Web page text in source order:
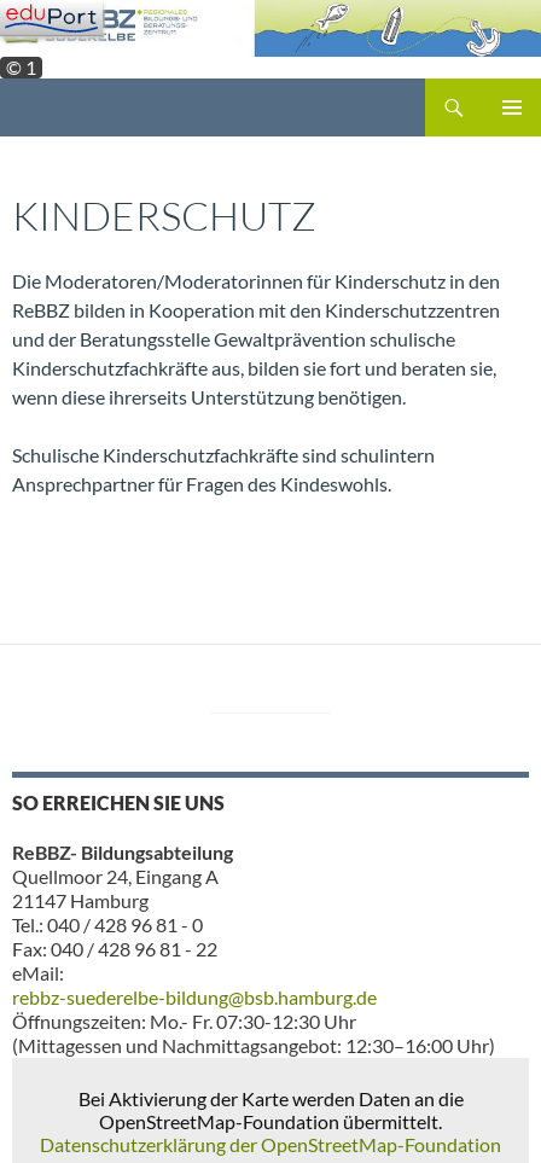
Zum
Inhalt
springen
© 1
KINDERSCHUTZ
Die Moderatoren/Moderatorinnen für Kinderschutz in den
ReBBZ bilden in Kooperation mit den Kinderschutzzentren
und der Beratungsstelle Gewaltprävention schulische
Kinderschutzfachkräfte aus, bilden sie fort und beraten sie,
wenn diese ihrerseits Unterstützung benötigen.
Schulische Kinderschutzfachkräfte sind schulintern
Ansprechpartner für Fragen des Kindeswohls.
SO ERREICHEN SIE UNS
ReBBZ- Bildungsabteilung
Quellmoor 24, Eingang A
21147 Hamburg
Tel.: 040 / 428 96 81 - 0
Fax: 040 / 428 96 81 - 22
eMail:
rebbz-suederelbe-bildung@bsb.hamburg.de
Öffnungszeiten: Mo.- Fr. 07:30-12:30 Uhr
(Mittagessen und Nachmittagsangebot: 12:30–16:00 Uhr)
Bei Aktivierung der Karte werden Daten an die
OpenStreetMap-Foundation übermittelt.
Datenschutzerklärung der OpenStreetMap-Foundation